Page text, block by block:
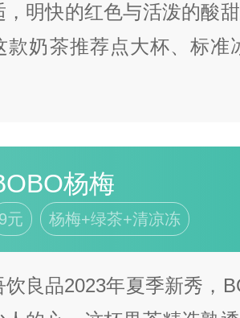
，明快的红色与活泼的酸
款奶茶推荐点大杯、标准
杨梅
9元 杨梅+绿茶+清凉冻
饮良品2023年夏季新秀，